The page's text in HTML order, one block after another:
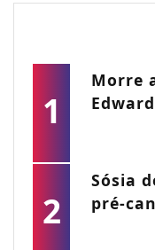
1
Morre
2
Sósia
pré-